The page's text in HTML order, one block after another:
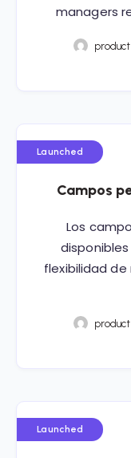
managers
Launched
Campos
Los
flexibilidad
Launched